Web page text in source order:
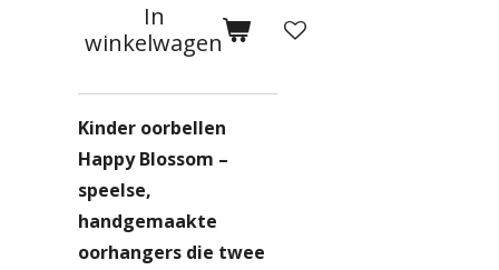
In
winkelwagen
Kinder oorbellen
Happy Blossom –
speelse,
handgemaakte
oorhangers die twee